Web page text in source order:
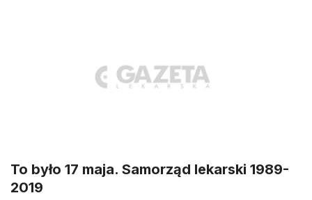
To było 17 maja. Samorząd lekarski 1989-
2019